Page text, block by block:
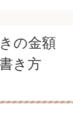
の金額
き方